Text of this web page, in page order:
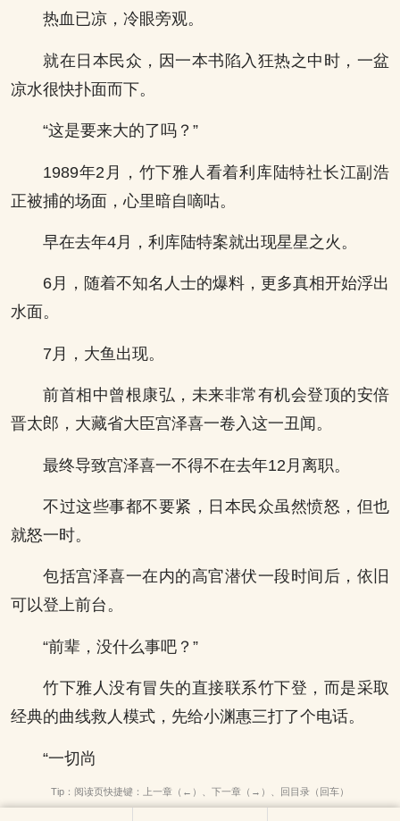
热血已凉，冷眼旁观。
就在日本民众，因一本书陷入狂热之中时，一盆
凉水很快扑面而下。
“这是要来大的了吗？”
1989年2月，竹下雅人看着利库陆特社长江副浩
正被捕的场面，心里暗自嘀咕。
早在去年4月，利库陆特案就出现星星之火。
6月，随着不知名人士的爆料，更多真相开始浮出
水面。
7月，大鱼出现。
前首相中曾根康弘，未来非常有机会登顶的安倍
晋太郎，大藏省大臣宫泽喜一卷入这一丑闻。
最终导致宫泽喜一不得不在去年12月离职。
不过这些事都不要紧，日本民众虽然愤怒，但也
就怒一时。
包括宫泽喜一在内的高官潜伏一段时间后，依旧
可以登上前台。
“前辈，没什么事吧？”
竹下雅人没有冒失的直接联系竹下登，而是采取
经典的曲线救人模式，先给小渊惠三打了个电话。
“一切尚
Tip：阅读页快捷键：上一章（←）、下一章（→）、回目录（回车）